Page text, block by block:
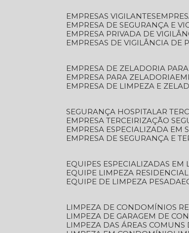
EMPRESAS VIGILANTES
EMPRESA DE SEGURANÇA E
EMPRESA PRIVADA DE
EMPRESAS DE VIGILÂNCIA DE
EMPRESA DE ZELADORIA
EMPRESA PARA ZELADORIA
EMPRESA DE LIMPEZA E
SEGURANÇA HOSPITALAR
EMPRESA TERCEIRIZAÇÃO
EMPRESA ESPECIALIZADA EM
EMPRESA DE SEGURANÇA E
EQUIPES ESPECIALIZADAS EM
EQUIPE LIMPEZA RESIDENCIAL
EQUIPE DE LIMPEZA PESADA
LIMPEZA DE CONDOMÍNIOS
LIMPEZA DE GARAGEM DE
LIMPEZA DAS ÁREAS